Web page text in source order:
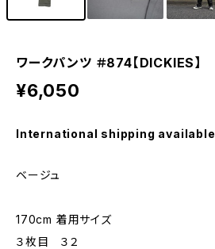
ワークパンツ ＃874【DICKIES】
¥6,050
International shipping available
ベージュ
170cm 着用サイズ
３枚目 ３２